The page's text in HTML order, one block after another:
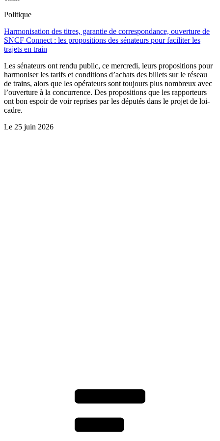
Politique
Harmonisation des titres, garantie de correspondance, ouverture de
SNCF Connect : les propositions des sénateurs pour faciliter les
trajets en train
Les sénateurs ont rendu public, ce mercredi, leurs propositions pour
harmoniser les tarifs et conditions d’achats des billets sur le réseau
de trains, alors que les opérateurs sont toujours plus nombreux avec
l’ouverture à la concurrence. Des propositions que les rapporteurs
ont bon espoir de voir reprises par les députés dans le projet de loi-
cadre.
Le 25 juin 2026